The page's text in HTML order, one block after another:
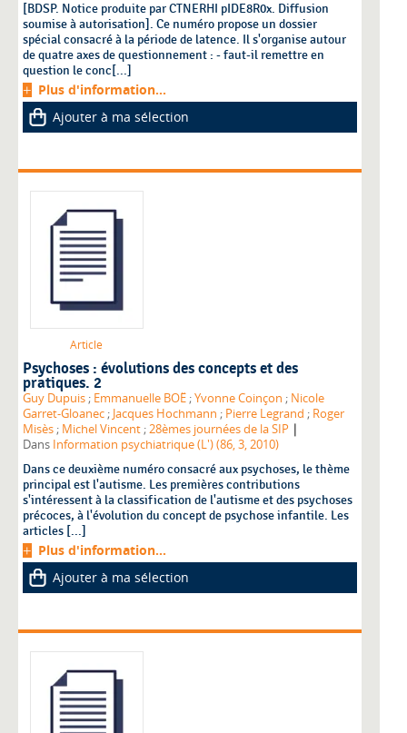
[BDSP. Notice produite par CTNERHI pIDE8R0x. Diffusion
soumise à autorisation]. Ce numéro propose un dossier
spécial consacré à la période de latence. Il s'organise autour
de quatre axes de questionnement : - faut-il remettre en
question le conc[...]
Plus d'information...
Ajouter à ma sélection
Article
Psychoses : évolutions des concepts et des
pratiques. 2
Guy Dupuis; Emmanuelle BOË;Yvonne Coinçon ; Nicole
Garret-Gloanec;Jacques Hochmann ; Pierre Legrand ; Roger
Misès; Michel Vincent;28èmes journées de la SIP |
Dans Information psychiatrique (L') (86, 3, 2010)
Dans ce deuxième numéro consacré aux psychoses, le thème
principal est l'autisme. Les premières contributions
s'intéressent à la classification de l'autisme et des psychoses
précoces, à l'évolution du concept de psychose infantile. Les
articles [...]
Plus d'information...
Ajouter à ma sélection